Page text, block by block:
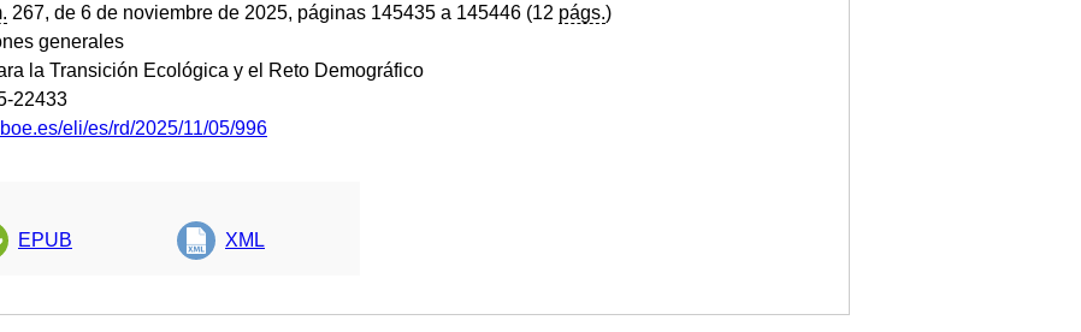
267, de 6 de noviembre de 2025, páginas 145435 a 145446 (12 págs.)
generales
la Transición Ecológica y el Reto Demográfico
22433
eli/es/rd/2025/11/05/996
EPUB XML